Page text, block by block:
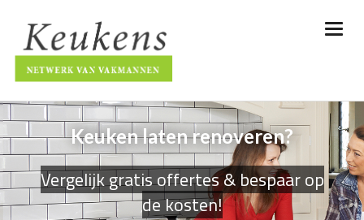
Keuken laten renoveren?
Vergelijk gratis offertes & bespaar op
de kosten!